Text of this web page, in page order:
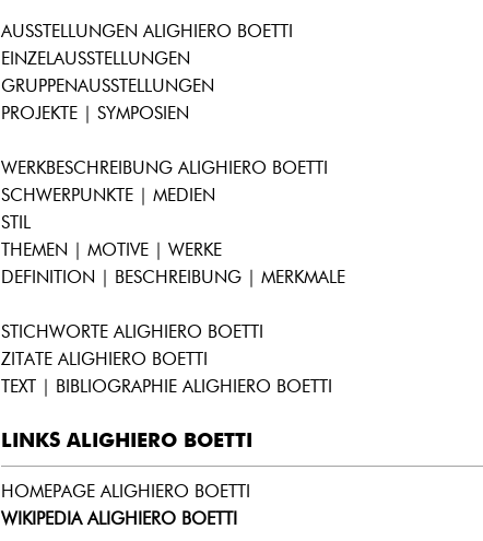
AUSSTELLUNGEN ALIGHIERO BOETTI
EINZELAUSSTELLUNGEN
GRUPPENAUSSTELLUNGEN
PROJEKTE | SYMPOSIEN
WERKBESCHREIBUNG ALIGHIERO BOETTI
SCHWERPUNKTE | MEDIEN
STIL
THEMEN | MOTIVE | WERKE
DEFINITION | BESCHREIBUNG | MERKMALE
STICHWORTE ALIGHIERO BOETTI
ZITATE ALIGHIERO BOETTI
TEXT | BIBLIOGRAPHIE ALIGHIERO BOETTI
LINKS ALIGHIERO BOETTI
HOMEPAGE ALIGHIERO BOETTI
WIKIPEDIA ALIGHIERO BOETTI